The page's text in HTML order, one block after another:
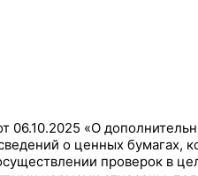
06.10.2025 «О
о ценных бумагах,
проверок в